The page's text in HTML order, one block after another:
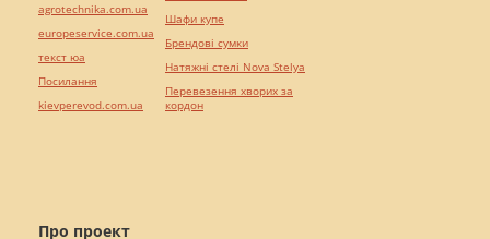
Про проект
agrotechnika.com.ua
europeservice.com.ua
текст юа
Посилання
kievperevod.com.ua
Шафи купе
Брендові сумки
Натяжні стелі Nova Stelya
Перевезення хворих за
кордон